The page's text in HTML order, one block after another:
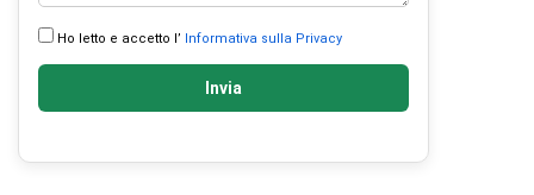
Ho letto e accetto l’ Informativa sulla Privacy
Invia